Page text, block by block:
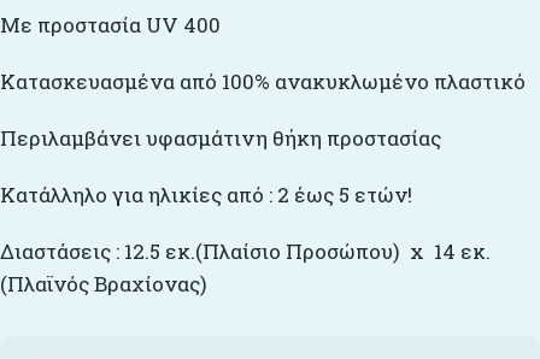
Με προστασία UV 400
Κατασκευασμένα από 100% ανακυκλωμένο πλαστικό
Περιλαμβάνει υφασμάτινη θήκη προστασίας
Κατάλληλο για ηλικίες από : 2 έως 5 ετών!
Διαστάσεις : 12.5 εκ.(Πλαίσιο Προσώπου) x 14 εκ.
(Πλαϊνός Βραχίονας)